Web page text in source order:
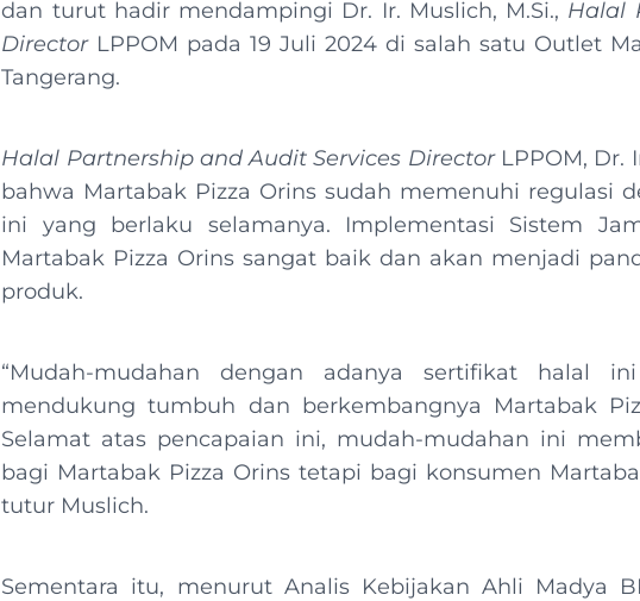
dan turut hadir mendampingi Dr. Ir. Muslich, M.Si., Halal
DirectorLPPOM pada 19 Juli 2024 di salah satu Outlet
Tangerang.
Halal Partnership and Audit Services DirectorLPPOM, Dr.
bahwa Martabak Pizza Orins sudah memenuhi regulasi
ini yang berlaku selamanya. Implementasi Sistem
Martabak Pizza Orins sangat baik dan akan menjadi
produk.
“Mudah-mudahan dengan adanya sertifikat halal
mendukung tumbuh dan berkembangnya Martabak
Selamat atas pencapaian ini, mudah-mudahan ini
bagi Martabak Pizza Orins tetapi bagi konsumen
tutur Muslich.
Sementara itu, menurut Analis Kebijakan Ahli Madya